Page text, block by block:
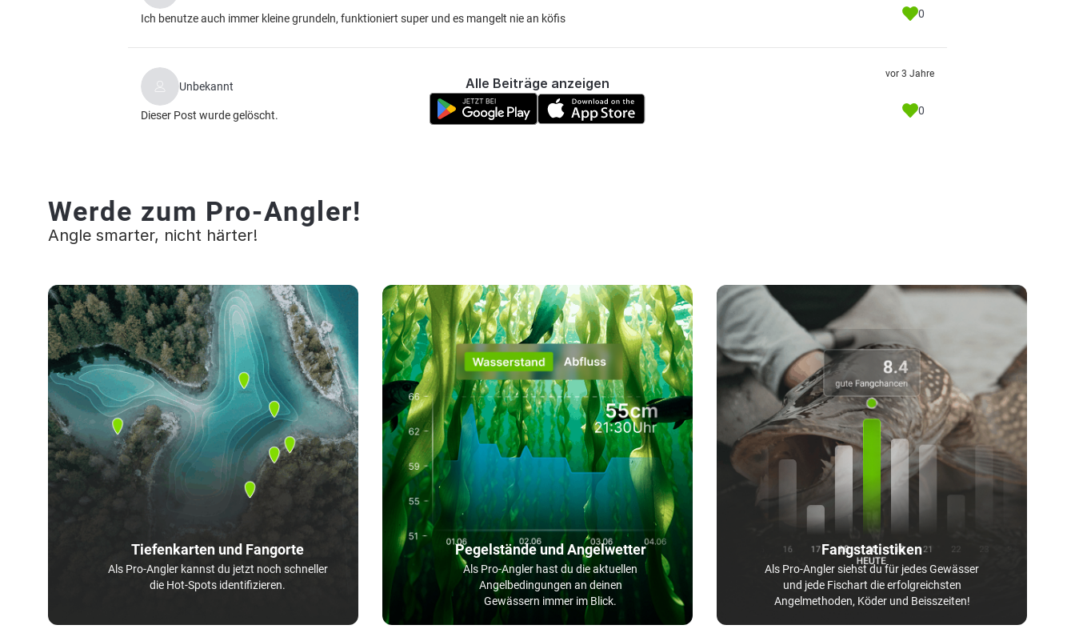
Ich benutze auch immer kleine grundeln, funktioniert super und es mangelt nie an köfis 0
Unbekannt
Dieser Post wurde gelöscht.
vor 3 Jahre
0
Alle Beiträge anzeigen
Werde zum Pro-Angler!
Angle smarter, nicht härter!
Tiefenkarten und Fangorte
Als Pro-Angler kannst du jetzt noch schneller
die Hot-Spots identifizieren.
Pegelstände und Angelwetter
Als Pro-Angler hast du die aktuellen
Angelbedingungen an deinen
Gewässern immer im Blick.
Fangstatistiken
Als Pro-Angler siehst du für jedes Gewässer
und jede Fischart die erfolgreichsten
Angelmethoden, Köder und Beisszeiten!